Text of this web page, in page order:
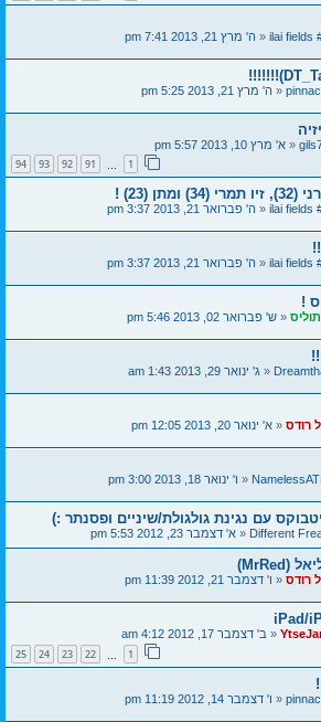
ilai fields
«ה' מרץ 21, 2013 7:41 pm
«ה' מרץ 21, 2013 5:25 pm
«א' מרץ 10, 2013 5:57 pm
91
92
93
94
(23) !
ilai fields
«ה' פברואר 21, 2013 3:37 pm
ilai fields
«ה' פברואר 21, 2013 3:37 pm
«ש' פברואר 02, 2013 5:46 pm
«ג' ינואר 29, 2013 1:43 am
רודס«א' ינואר 20, 2013 12:05 pm
«ו' ינואר 18, 2013 3:00 pm
עם נגינת גולגולת/שיניים ופסנתר :)
Different
«א' דצמבר 23, 2012 5:53 pm
רודס«ו' דצמבר 21, 2012 11:39 pm
«ב' דצמבר 17, 2012 4:12 am
22
23
24
25
«ו' דצמבר 14, 2012 11:19 pm